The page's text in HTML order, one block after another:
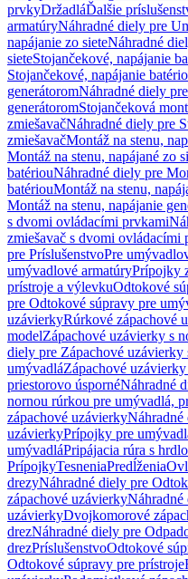
prvkyDržadláĎalšie
armatúryNáhradné diely pre
napájanie zo sieteNáhradné
sieteStojančekové, napájanie
Stojančekové, napájanie
generátoromNáhradné diely
generátoromStojančeková
zmiešavačNáhradné diely pre
zmiešavačMontáž na stenu,
Montáž na stenu, napájané zo
batériouNáhradné diely pre
batériouMontáž na stenu,
Montáž na stenu, napájanie
s dvomi ovládacími prvkami
zmiešavač s dvomi ovládacími
pre PríslušenstvoPre
umývadlové armatúryPrípojky
prístroje a výlevkuOdtokové
pre Odtokové súpravy pre
uzávierkyRúrkové zápachové
modelZápachové uzávierky s
diely pre Zápachové
umývadláZápachové
priestorovo úspornéNáhradné
nornou rúrkou pre umývadlá,
zápachové uzávierkyNáhradné
uzávierkyPrípojky pre
umývadláPripájacia rúra s
PrípojkyTesneniaPredĺženia
drezyNáhradné diely pre
zápachové uzávierkyNáhradné
uzávierkyDvojkomorové
drezNáhradné diely pre
drezPríslušenstvoOdtokové
Odtokové súpravy pre prístroje